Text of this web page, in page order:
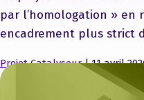
par l’homologation » en
encadrement plus strict
Projet Catalyseur| 11 avril